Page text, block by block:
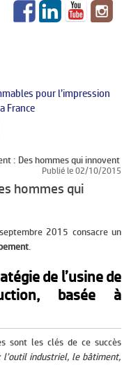
pour l’impression
France
au contenu principal
: Des hommes qui innovent
Publié le 02/10/2015
hommes qui
2015 consacre un
.
de l’usine de
basée à
sont les clés de ce succès
l’outil industriel, le bâtiment,